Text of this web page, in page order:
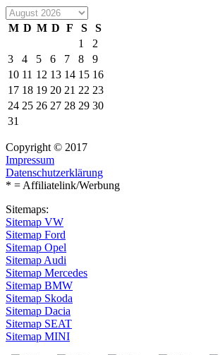
M D M D F S
S
1
2
3
4 5 6 7 8
9
10 11 12 13 14 15 16
17 18 19 20 21 22 23
24 25 26 27 28 29 30
31
Copyright © 2017
Impressum
Datenschutzerklärung
* = Affiliatelink/Werbung
Sitemaps:
Sitemap VW
Sitemap Ford
Sitemap Opel
Sitemap Audi
Sitemap Mercedes
Sitemap BMW
Sitemap Skoda
Sitemap Dacia
Sitemap SEAT
Sitemap MINI